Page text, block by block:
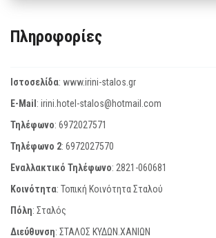
Πληροφορίες
Ιστοσελίδα: www.irini-stalos.gr
E-Mail: irini.hotel-stalos@hotmail.com
Τηλέφωνο: 6972027571
Τηλέφωνο 2: 6972027570
Εναλλακτικό Τηλέφωνο: 2821-060681
Κοινότητα: Τοπική Κοινότητα Σταλού
Πόλη: Σταλός
Διεύθυνση: ΣΤΑΛΟΣ ΚΥΔΩΝ.ΧΑΝΙΩΝ